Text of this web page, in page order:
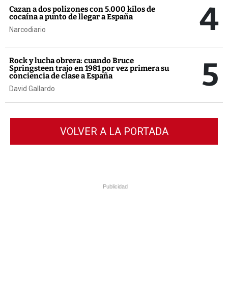
Cazan a dos polizones con 5.000 kilos de
cocaína a punto de llegar a España
Narcodiario 4
Rock y lucha obrera: cuando Bruce
Springsteen trajo en 1981 por vez primera su
conciencia de clase a España
David Gallardo 5
VOLVER A LA PORTADA
Publicidad